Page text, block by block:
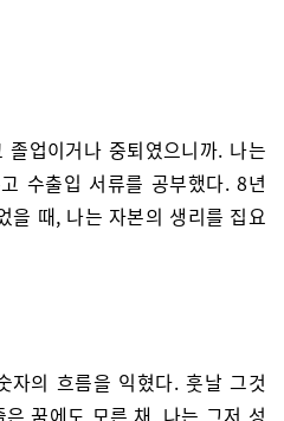
업이거나 중퇴였으니까. 나는
수출입 서류를 공부했다. 8년
을 때, 나는 자본의 생리를 집요
자의 흐름을 익혔다. 훗날 그것
꿈에도 모른 채, 나는 그저 성